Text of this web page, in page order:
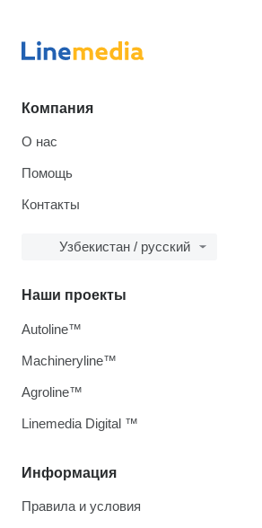
Компания
О нас
Помощь
Контакты
Узбекистан / русский
Информация
Правила и условия
Наши проекты
Autoline™
Machineryline™
Agroline™
Linemedia Digital ™